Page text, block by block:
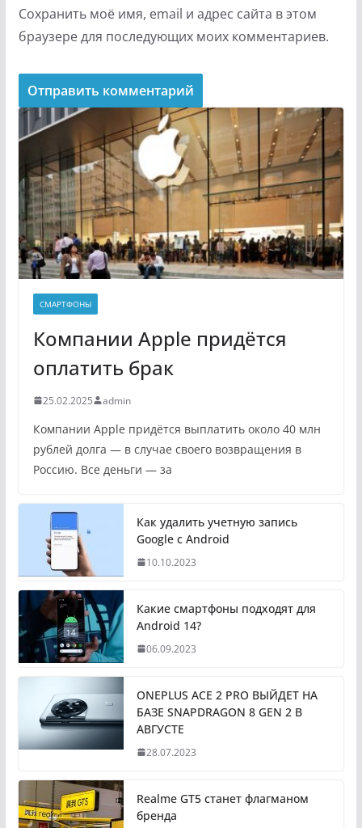
Сохранить моё имя, email и адрес сайта в этом
браузере для последующих моих комментариев.
СМАРТФОНЫ
Компании Apple придётся
оплатить брак
25.02.2025 admin
Компании Apple придётся выплатить около 40 млн
рублей долга — в случае своего возвращения в
Россию. Все деньги — за
Как удалить учетную запись
Google с Android
10.10.2023
Какие смартфоны подходят для
Android 14?
06.09.2023
ONEPLUS ACE 2 PRO ВЫЙДЕТ НА
БАЗЕ SNAPDRAGON 8 GEN 2 В
АВГУСТЕ
28.07.2023
Realme GT5 станет флагманом
бренда